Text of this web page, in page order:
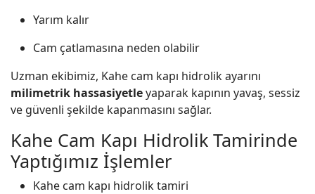
Yarım kalır
Cam çatlamasına neden olabilir
Uzman ekibimiz, Kahe cam kapı hidrolik ayarını
milimetrik hassasiyetleyaparak kapının yavaş, sessiz
ve güvenli şekilde kapanmasını sağlar.
Kahe Cam Kapı Hidrolik Tamirinde
Yaptığımız İşlemler
Kahe cam kapı hidrolik tamiri